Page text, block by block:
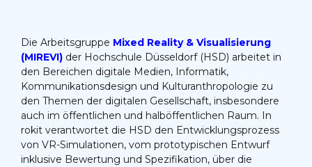
Die Arbeitsgruppe Mixed Reality & Visualisierung
(MIREVI) der Hochschule Düsseldorf (HSD) arbeitet in
den Bereichen digitale Medien, Informatik,
Kommunikationsdesign und Kulturanthropologie zu
den Themen der digitalen Gesellschaft, insbesondere
auch im öffentlichen und halböffentlichen Raum. In
rokit verantwortet die HSD den Entwicklungsprozess
von VR-Simulationen, vom prototypischen Entwurf
inklusive Bewertung und Spezifikation, über die